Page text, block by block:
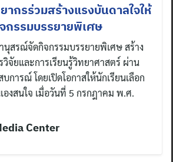
ากรร่วมสร้างแรงบันดาลใจให้
กรรมบรรยายพิเศษ
นุสรณ์จัดกิจกรรมบรรยายพิเศษ สร้าง
วิจัยและการเรียนรู้วิทยาศาสตร์ ผ่าน
การณ์ โดยเปิดโอกาสให้นักเรียนเลือก
งสนใจ เมื่อวันที่ 5 กรกฎาคม พ.ศ.
Center